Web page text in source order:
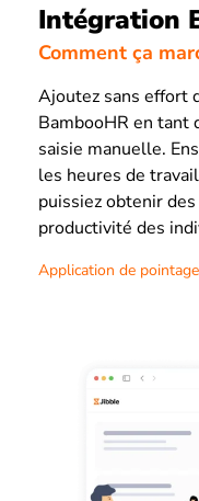
Intégration
Comment ça
Ajoutez sans effort
BambooHR en tant
saisie manuelle.
les heures de
puissiez obtenir
productivité des
Application de